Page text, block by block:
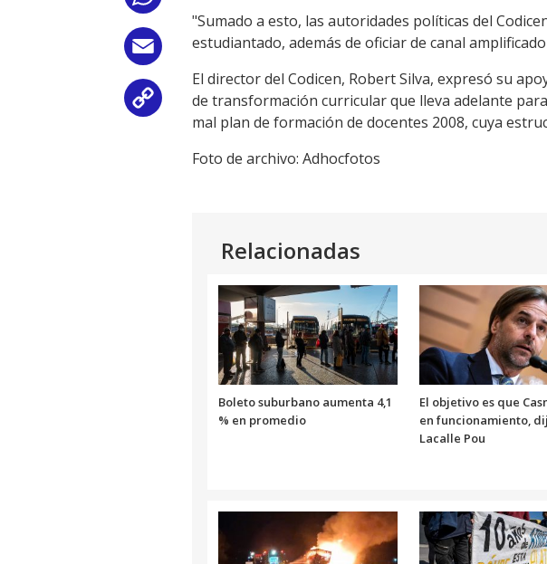
Email
Copy
"Sumado a esto, las autoridades políticas del
estudiantado, además de oficiar de canal
El director del Codicen, Robert Silva, expresó su
de transformación curricular que lleva adelante
mal plan de formación de docentes 2008, cuya
Foto de archivo: Adhocfotos
Relacionadas
Boleto suburbano aumenta 4,1
% en promedio
El objetivo es que
en funcionamiento,
Lacalle Pou